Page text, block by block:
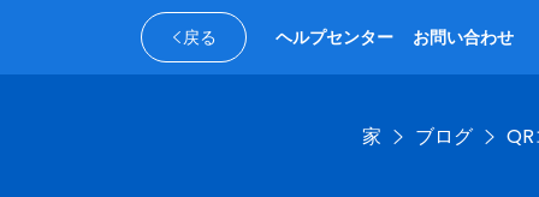
戻る ヘルプセンター お問い合わせ
家 ブログ